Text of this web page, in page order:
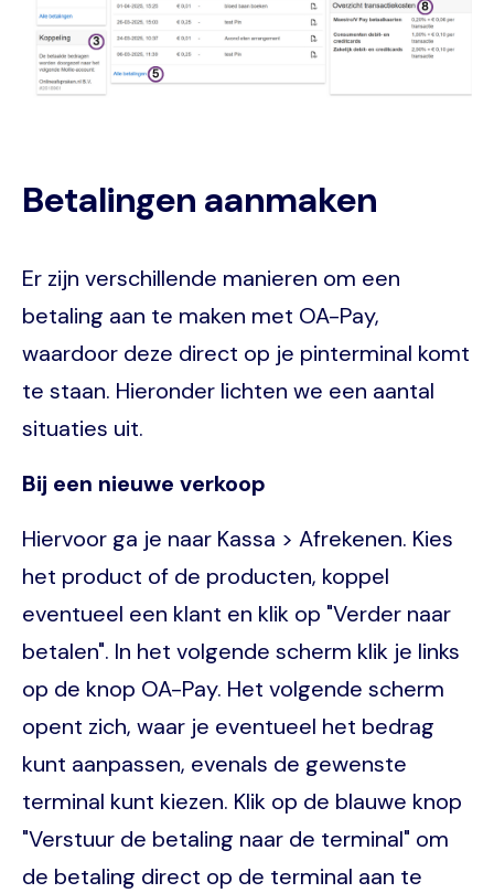
Betalingen aanmaken
Er zijn verschillende manieren om een
betaling aan te maken met OA-Pay,
waardoor deze direct op je pinterminal komt
te staan. Hieronder lichten we een aantal
situaties uit.
Bij een nieuwe verkoop
Hiervoor ga je naar Kassa > Afrekenen. Kies
het product of de producten, koppel
eventueel een klant en klik op "Verder naar
betalen". In het volgende scherm klik je links
op de knop OA-Pay. Het volgende scherm
opent zich, waar je eventueel het bedrag
kunt aanpassen, evenals de gewenste
terminal kunt kiezen. Klik op de blauwe knop
"Verstuur de betaling naar de terminal" om
de betaling direct op de terminal aan te